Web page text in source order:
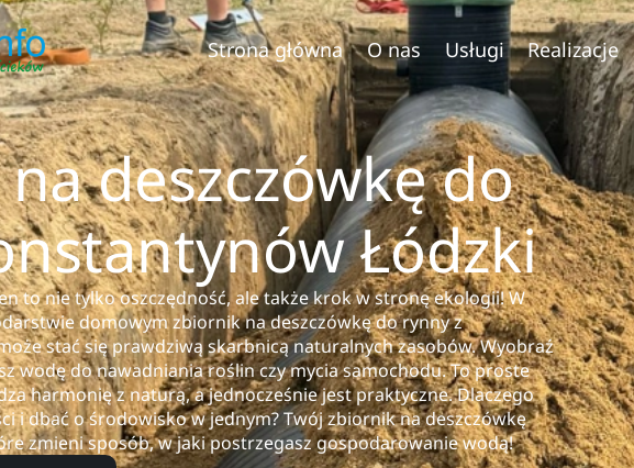
Strona główna O nas Usługi Realizacje
deszczówkę do
Łódzki
to nie tylko oszczędność, ale także krok w stronę ekologii! W
domowym zbiornik na deszczówkę do rynny z
stać się prawdziwą skarbnicą naturalnych zasobów. Wyobraź
wodę do nawadniania roślin czy mycia samochodu. To proste
harmonię z naturą, a jednocześnie jest praktyczne. Dlaczego
i dbać o środowisko w jednym? Twój zbiornik na deszczówkę
zmieni sposób, w jaki postrzegasz gospodarowanie wodą!